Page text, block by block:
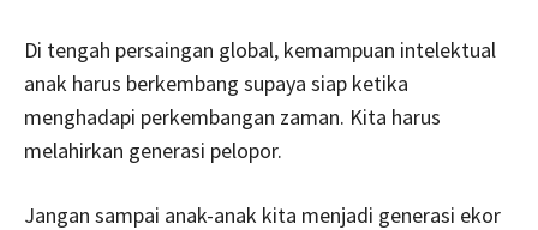
Di tengah persaingan global, kemampuan intelektual
anak harus berkembang supaya siap ketika
menghadapi perkembangan zaman. Kita harus
melahirkan generasi pelopor.
Jangan sampai anak-anak kita menjadi generasi ekor